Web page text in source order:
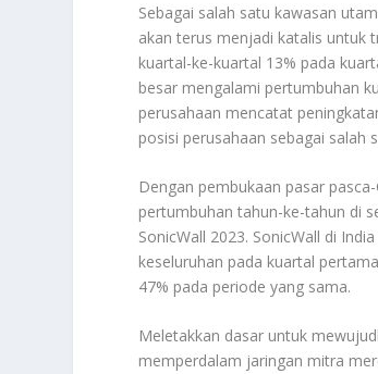
Sebagai salah satu kawasan
akan terus menjadi katalis untuk
kuartal-ke-kuartal 13% pada
besar mengalami pertumbuhan
perusahaan mencatat
posisi perusahaan sebagai salah
Dengan pembukaan pasar
pertumbuhan tahun-ke-tahun di
SonicWall 2023. SonicWall di
keseluruhan pada kuartal
47% pada periode yang sama.
Meletakkan dasar untuk
memperdalam jaringan mitra